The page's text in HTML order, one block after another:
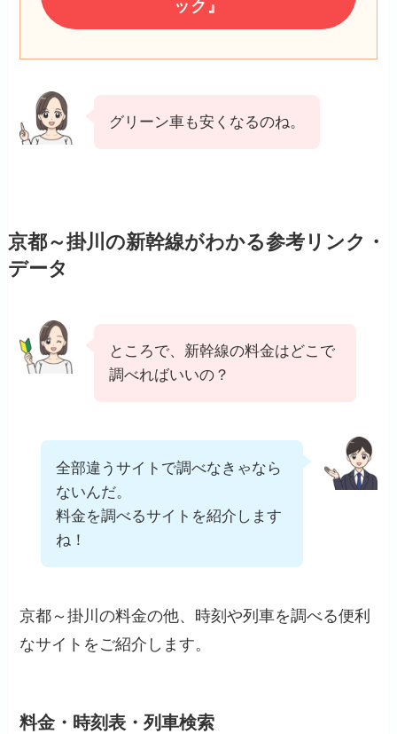
ック』
グリーン車も安くなるのね。
京都～掛川の新幹線がわかる参考リンク・
データ
ところで、新幹線の料金はどこで
調べればいいの？
全部違うサイトで調べなきゃなら
ないんだ。
料金を調べるサイトを紹介します
ね！
京都～掛川の料金の他、時刻や列車を調べる便利
なサイトをご紹介します。
料金・時刻表・列車検索